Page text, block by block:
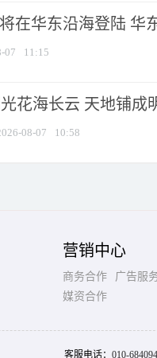
在华东沿海登陆 华
07 11:15
花海长云 天地铺成
08-07 10:58
营销中心
商务合作
广告服
媒资合作
客服电话： 010-